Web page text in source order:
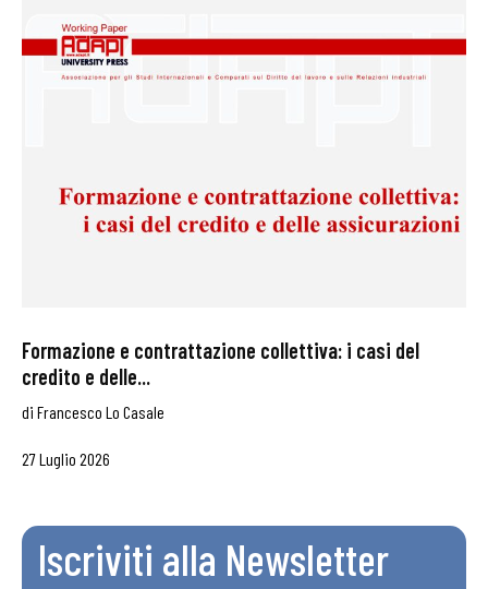
Formazione e contrattazione collettiva: i casi del
credito e delle...
di Francesco Lo Casale
27 Luglio 2026
Iscriviti alla Newsletter